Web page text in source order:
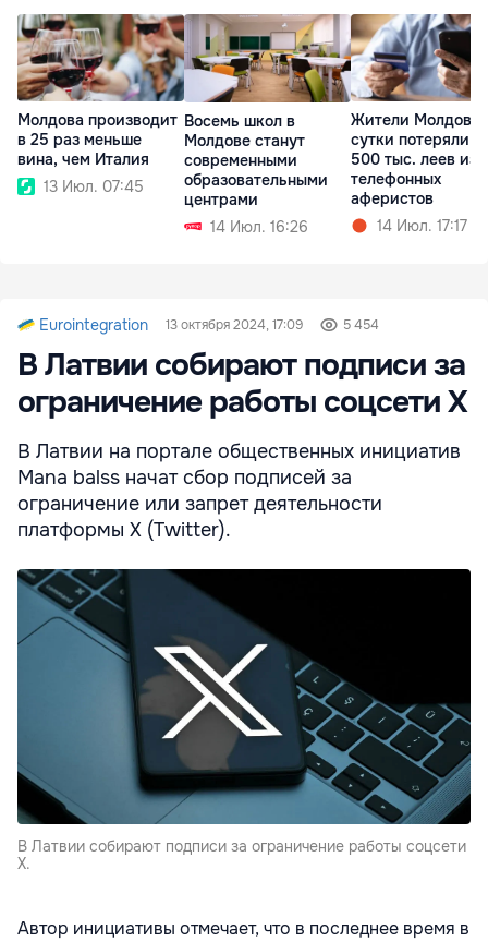
Молдова производит
в 25 раз меньше
вина, чем Италия
13 Июл. 07:45
Восемь школ в
Молдове станут
современными
образовательными
центрами
14 Июл. 16:26
Жители Молдовы
сутки потеряли
500 тыс. леев из-
телефонных
аферистов
14 Июл. 17:17
Eurointegration 13 октября 2024, 17:09 5 454
В Латвии собирают подписи за
ограничение работы соцсети X
В Латвии на портале общественных инициатив
Mana balss начат сбор подписей за
ограничение или запрет деятельности
платформы X (Twitter).
В Латвии собирают подписи за ограничение работы соцсети
X.
Автор инициативы отмечает, что в последнее время в